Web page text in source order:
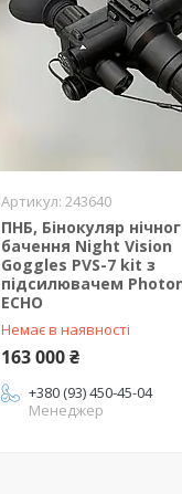
243640
ПНБ, Бінокуляр
бачення Night Vision
Goggles PVS-7 kit з
підсилювачем
ECHO
Немає в наявності
163 000 ₴
+380 (93) 450-45-04
Менеджер